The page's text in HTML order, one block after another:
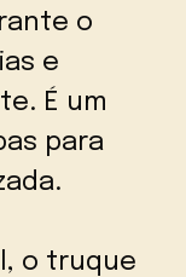
o
e
É um
para
o truque